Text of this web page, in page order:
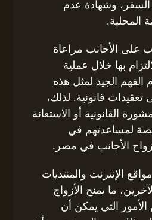
السفر، وشهادة عدم
المحلية.
على الأجانب مراعاة
بها خلال عملية
الجيد لمثل هذه
تعقيدات قانونية. لذلك،
القانونية أو الاستعانة
لمساعدتهم في
الأجانب في مصر.
الإنترنت والمنتديات
ما يمنح الأزواج
التي يمكن أن